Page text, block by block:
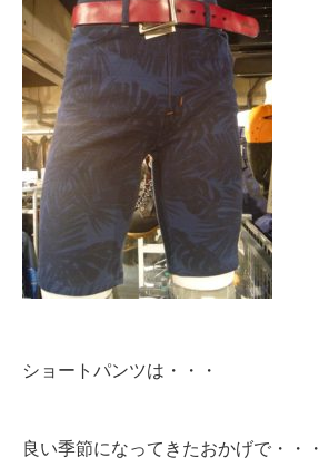
ショートパンツは・・・
良い季節になってきたおかげで・・・